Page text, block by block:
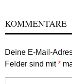
KOMMENTARE
Deine E-Mail-
Felder sind mit*